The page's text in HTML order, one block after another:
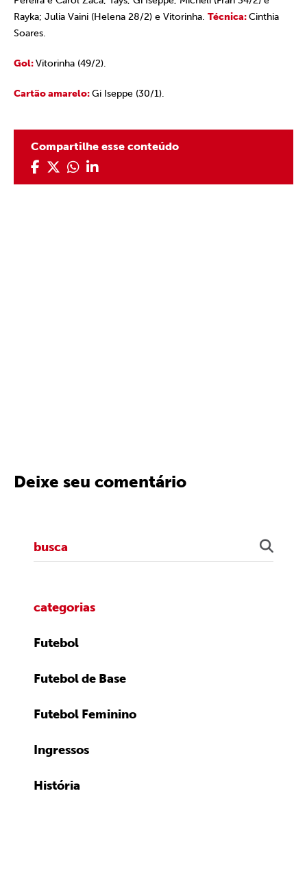
Rayka; Julia Vaini (Helena 28/2) e Vitorinha. Técnica:Cinthia
Soares.
Gol:Vitorinha (49/2).
Cartão amarelo:Gi Iseppe (30/1).
Compartilhe esse conteúdo
Deixe seu comentário
categorias
Futebol
Futebol de Base
Futebol Feminino
Ingressos
História